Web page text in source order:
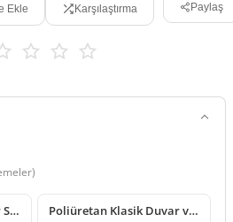
Ekle Karşılaştırma Paylaş
)
Poliüretan Klasik Duvar Süsleme Modeli Poliüretan Klasik Duvar ve Mobilya Süsleme Modelleri